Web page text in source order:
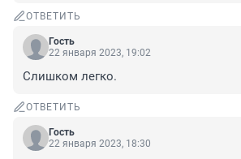
ОТВЕТИТЬ
Гость
22 января 2023, 19:02
Слишком легко.
ОТВЕТИТЬ
Гость
22 января 2023, 18:30